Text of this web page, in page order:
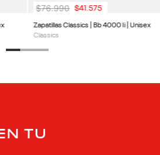
Zapatillas Classics | Bb 4000 Ii | Unisex
Classics
$76.990 $41.575
TU